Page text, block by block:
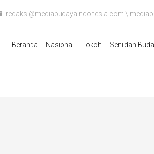
redaksi@mediabudayaindonesia.com \
Beranda Nasional Tokoh Seni dan